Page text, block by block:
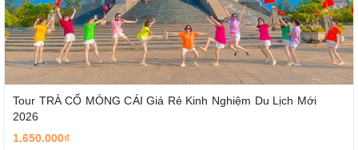
Tour TRÀ CỔ MÓNG CÁI Giá Rẻ Kinh Nghiệm Du Lịch Mới
2026
1.650.000₫